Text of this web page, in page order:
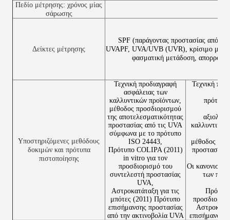
Πεδίο μέτρησης: χρόνος μίας
σάρωσης
Δείκτες μέτρησης
SPF (παράγοντας προστασίας από
UVAPF, UVA/UVB (UVR), κρίσιμο
φασματική μετάδοση,
Υποστηριζόμενες μεθόδους
δοκιμών και πρότυπα
πιστοποίησης
Τεχνική προδιαγραφή
ασφάλειας των
καλλυντικών προϊόντων,
μέθοδος προσδιορισμού
της αποτελεσματικότητας
προστασίας από τις UVA
σύμφωνα με το πρότυπο
ISO 24443,
Πρότυπο COLIPA (2011)
in vitro για τον
προσδιορισμό του
συντελεστή προστασίας
UVA,
Αστροκατάταξη για τις
μπότες (2011) Πρότυπο
επισήμανσης προστασίας
από την ακτινοβολία UVA
Τεχνική
μέθοδος
προστασίας
Οι
των
επισήμανσης